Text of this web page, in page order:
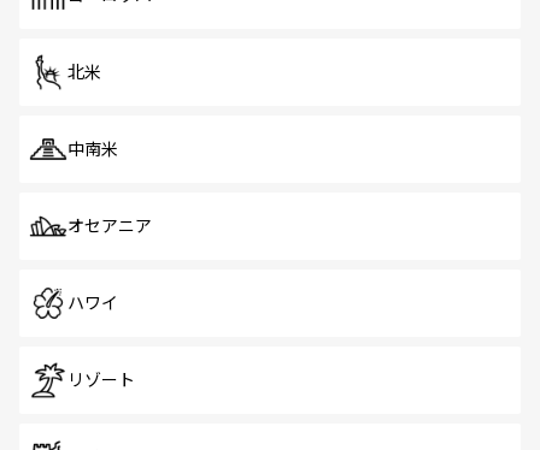
北米
中南米
オセアニア
ハワイ
リゾート